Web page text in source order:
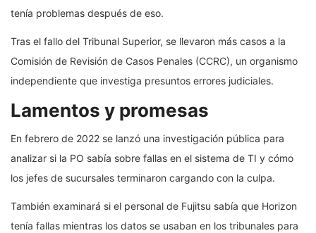
tenía problemas después de eso.
Tras el fallo del Tribunal Superior, se llevaron más casos a la
Comisión de Revisión de Casos Penales (CCRC), un organismo
independiente que investiga presuntos errores judiciales.
Lamentos y promesas
En febrero de 2022 se lanzó una investigación pública para
analizar si la PO sabía sobre fallas en el sistema de TI y cómo
los jefes de sucursales terminaron cargando con la culpa.
También examinará si el personal de Fujitsu sabía que Horizon
tenía fallas mientras los datos se usaban en los tribunales para